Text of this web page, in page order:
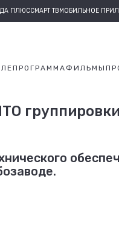
ПЛЮССМАРТ ТВМОБИЛЬНОЕ
ФИЛЬМЫ